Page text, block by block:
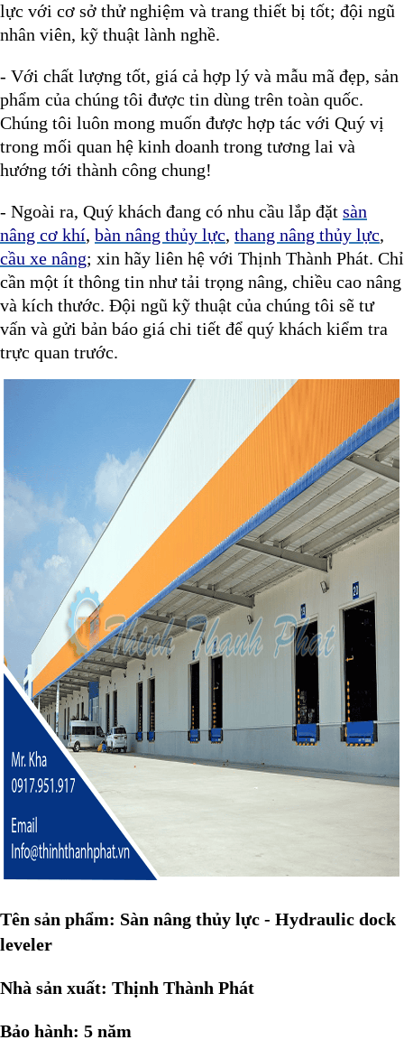
lực với cơ sở thử nghiệm và trang thiết bị tốt; đội ngũ
nhân viên, kỹ thuật lành nghề.
- Với chất lượng tốt, giá cả hợp lý và mẫu mã đẹp, sản
phẩm của chúng tôi được tin dùng trên toàn quốc.
Chúng tôi luôn mong muốn được hợp tác với Quý vị
trong mối quan hệ kinh doanh trong tương lai và
hướng tới thành công chung!
- Ngoài ra, Quý khách đang có nhu cầu lắp đặt sàn
nâng cơ khí, bàn nâng thủy lực, thang nâng thủy lực,
cầu xe nâng; xin hãy liên hệ với Thịnh Thành Phát. Chỉ
cần một ít thông tin như tải trọng nâng, chiều cao nâng
và kích thước. Đội ngũ kỹ thuật của chúng tôi sẽ tư
vấn và gửi bản báo giá chi tiết để quý khách kiểm tra
trực quan trước.
Tên sản phẩm: Sàn nâng thủy lực - Hydraulic dock
leveler
Nhà sản xuất: Thịnh Thành Phát
Bảo hành: 5 năm